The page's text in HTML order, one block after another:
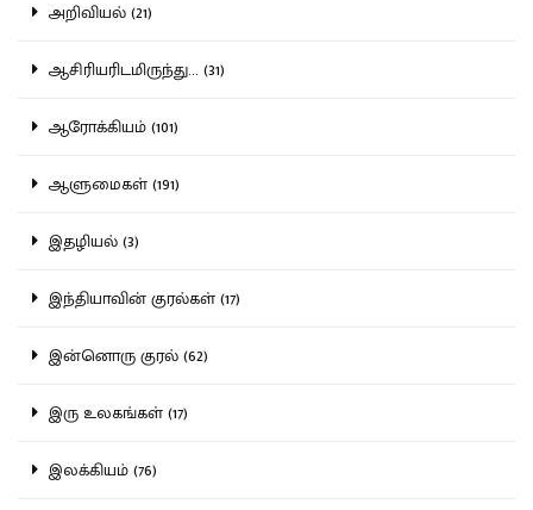
அறிவியல் (21)
ஆசிரியரிடமிருந்து... (31)
ஆரோக்கியம் (101)
ஆளுமைகள் (191)
இதழியல் (3)
இந்தியாவின் குரல்கள் (17)
இன்னொரு குரல் (62)
இரு உலகங்கள் (17)
இலக்கியம் (76)